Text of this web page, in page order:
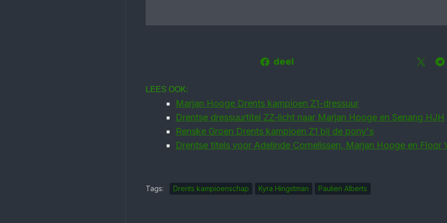
deel
LEES OOK:
Marjan Hooge Drents kampioen Z1-dressuur
Drentse dressuur­titel ZZ-licht naar Marjan Hooge en Senang HJH
Renske Groen Drents kampioen Z1 bij de pony's
Drentse titels voor Ade­linde Cor­­nelissen, Marjan Hooge en Floor
Tags: Drents kampioenschap Kyra Hingstman Paulien Alberts